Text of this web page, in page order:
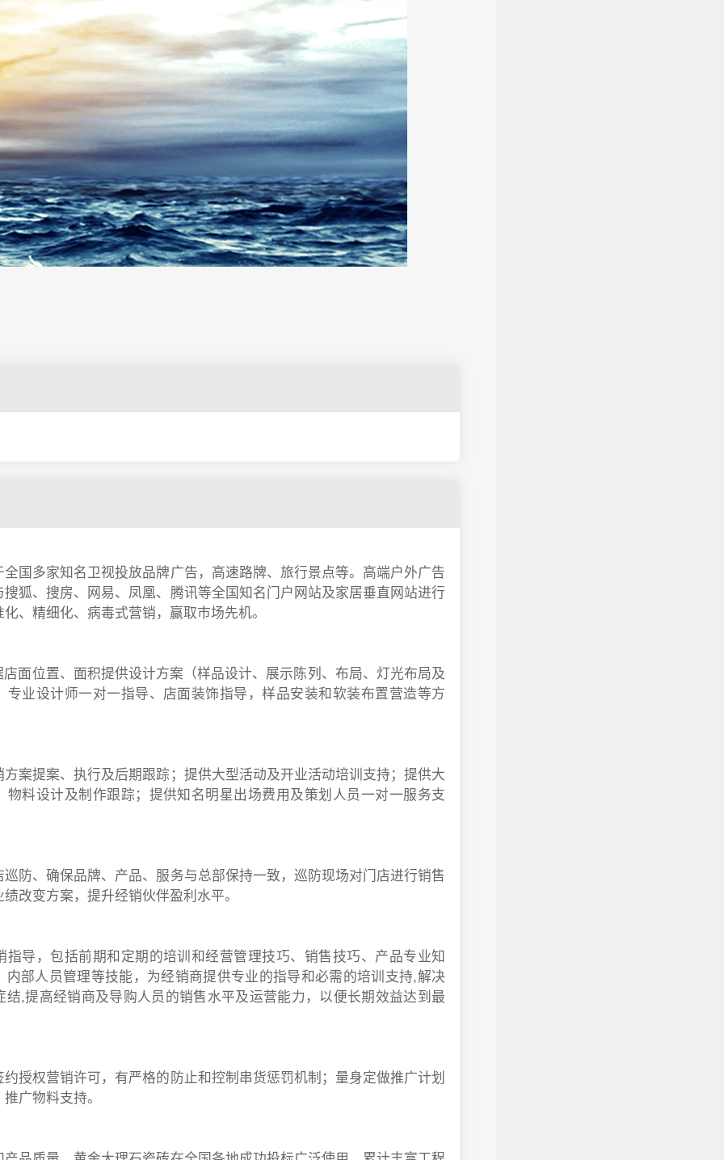
国多家知名卫视投放品牌广告，高速路牌、旅行景点等。高端户外广告
狐、搜房、网易、凤凰、腾讯等全国知名门户网站及家居垂直网站进行
、精细化、病毒式营销，赢取市场先机。
面位置、面积提供设计方案（样品设计、展示陈列、布局、灯光布局及
专业设计师一对一指导、店面装饰指导，样品安装和软装布置营造等方
案提案、执行及后期跟踪；提供大型活动及开业活动培训支持；提供大
物料设计及制作跟踪；提供知名明星出场费用及策划人员一对一服务支
防、确保品牌、产品、服务与总部保持一致，巡防现场对门店进行销售
改变方案，提升经销伙伴盈利水平。
指导，包括前期和定期的培训和经营管理技巧、销售技巧、产品专业知
内部人员管理等技能，为经销商提供专业的指导和必需的培训支持,解决
结,提高经销商及导购人员的销售水平及运营能力，以便长期效益达到最
授权营销许可，有严格的防止和控制串货惩罚机制；量身定做推广计划
广物料支持。